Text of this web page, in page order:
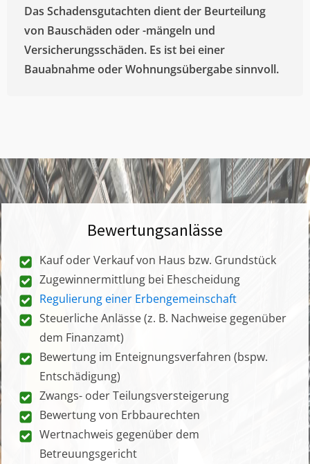
Das Schadensgutachten dient der Beurteilung
von Bauschäden oder -mängeln und
Versicherungsschäden. Es ist bei einer
Bauabnahme oder Wohnungsübergabe sinnvoll.
Bewertungsanlässe
Kauf oder Verkauf von Haus bzw. Grundstück
Zugewinnermittlung bei Ehescheidung
Regulierung einer Erbengemeinschaft
Steuerliche Anlässe (z. B. Nachweise gegenüber
dem Finanzamt)
Bewertung im Enteignungsverfahren (bspw.
Entschädigung)
Zwangs- oder Teilungsversteigerung
Bewertung von Erbbaurechten
Wertnachweis gegenüber dem
Betreuungsgericht